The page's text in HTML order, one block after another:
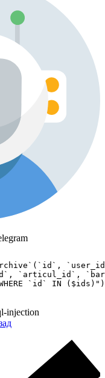
`articul_id`,
`id` IN
injection